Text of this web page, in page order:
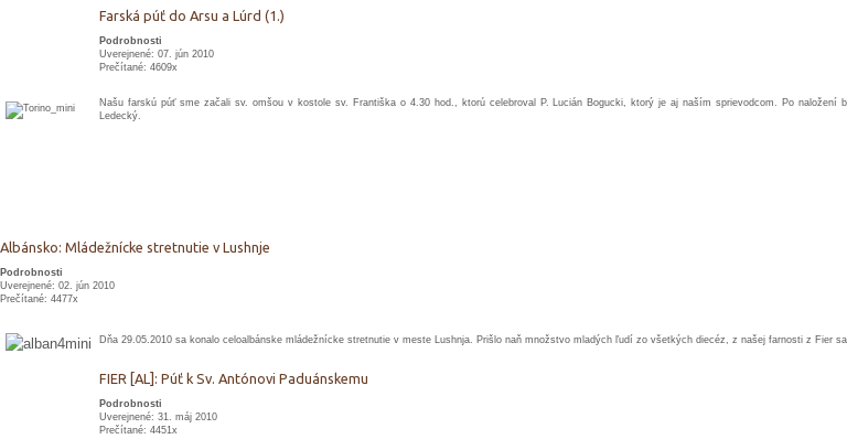
Farská púť do Arsu a Lúrd (1.)
Podrobnosti
Uverejnené: 07. jún 2010
Prečítané: 4609x
Našu farskú púť sme začali sv. omšou v kostole sv. Františka o 4.30 hod., ktorú celebroval P. Lucián Bogucki, ktorý je aj naším sprievodcom. Po naložení
Ledecký.
Albánsko: Mládežnícke stretnutie v Lushnje
Podrobnosti
Uverejnené: 02. jún 2010
Prečítané: 4477x
Dňa 29.05.2010 sa konalo celoalbánske mládežnícke stretnutie v meste Lushnja. Prišlo naň množstvo mladých ľudí zo všetkých diecéz, z našej farnosti z Fier
FIER [AL]: Púť k Sv. Antónovi Paduánskemu
Podrobnosti
Uverejnené: 31. máj 2010
Prečítané: 4451x